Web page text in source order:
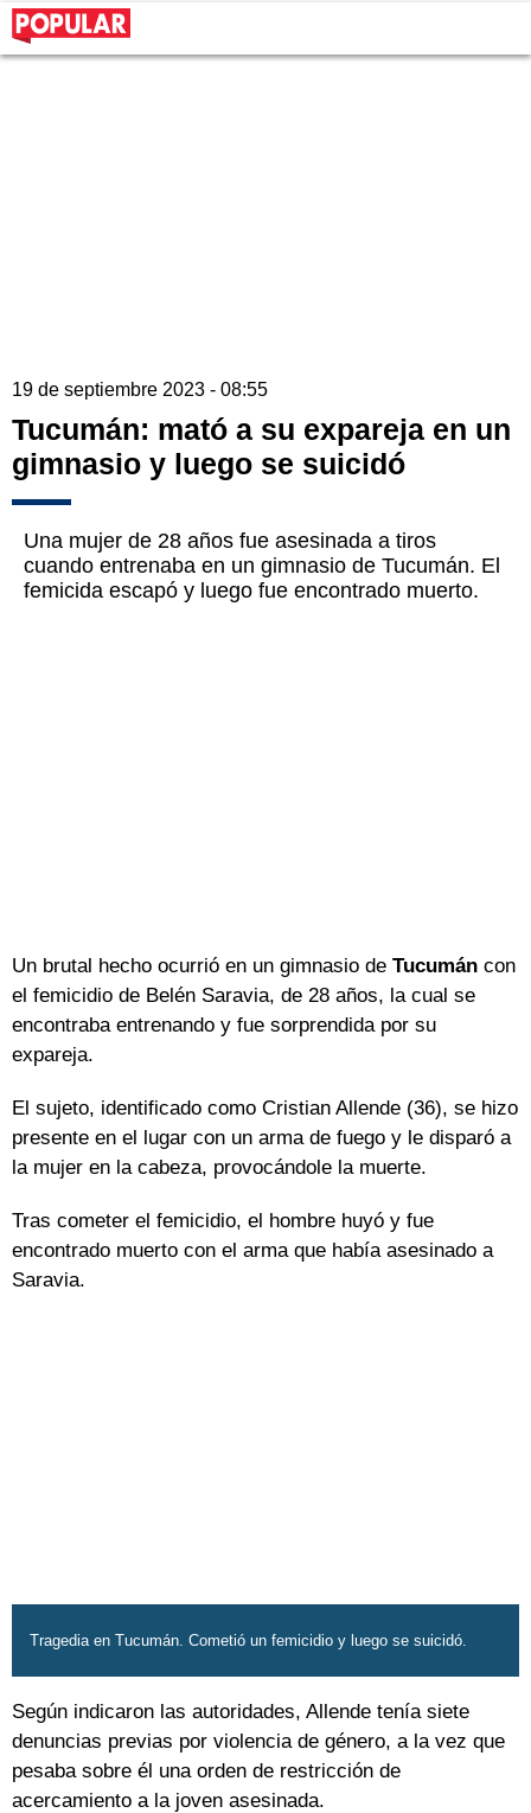
19 de septiembre 2023 - 08:55
Tucumán: mató a su expareja en un
gimnasio y luego se suicidó
Una mujer de 28 años fue asesinada a tiros
cuando entrenaba en un gimnasio de Tucumán. El
femicida escapó y luego fue encontrado muerto.
Un brutal hecho ocurrió en un gimnasio de Tucumán con
el femicidio de Belén Saravia, de 28 años, la cual se
encontraba entrenando y fue sorprendida por su
expareja.
El sujeto, identificado como Cristian Allende (36), se hizo
presente en el lugar con un arma de fuego y le disparó a
la mujer en la cabeza, provocándole la muerte.
Tras cometer el femicidio, el hombre huyó y fue
encontrado muerto con el arma que había asesinado a
Saravia.
Tragedia en Tucumán. Cometió un femicidio y luego se suicidó.
Según indicaron las autoridades, Allende tenía siete
denuncias previas por violencia de género, a la vez que
pesaba sobre él una orden de restricción de
acercamiento a la joven asesinada.